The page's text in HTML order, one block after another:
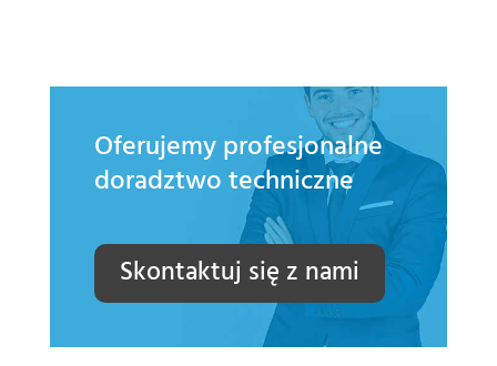
Oferujemy profesjonalne
doradztwo techniczne
Skontaktuj się z nami